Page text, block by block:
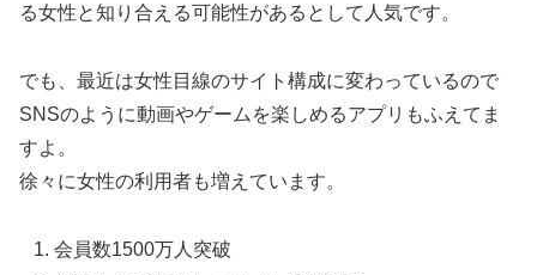
る女性と知り合える可能性があるとして人気です。
でも、最近は女性目線のサイト構成に変わっているので
SNSのように動画やゲームを楽しめるアプリもふえてま
すよ。
徐々に女性の利用者も増えています。
会員数1500万人突破